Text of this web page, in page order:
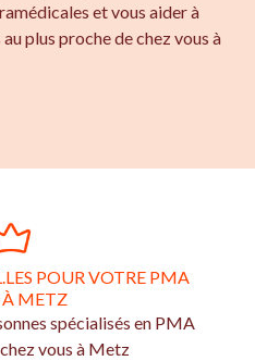
et vous aider à
plus proche de chez vous à
POUR VOTRE PMA
À METZ
spécialisés en PMA
vous à Metz